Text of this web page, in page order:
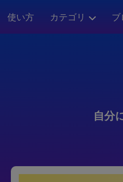
使い方 カテゴリ ブ
自分